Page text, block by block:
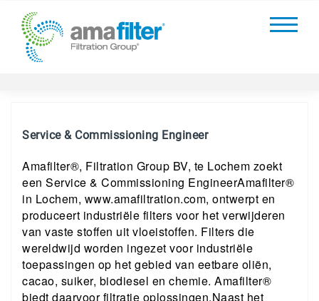
Service & Commissioning Engineer
Amafilter®, Filtration Group BV, te Lochem zoekt
een Service & Commissioning EngineerAmafilter®
in Lochem, www.amafiltration.com, ontwerpt en
produceert industriële filters voor het verwijderen
van vaste stoffen uit vloeistoffen. Filters die
wereldwijd worden ingezet voor industriële
toepassingen op het gebied van eetbare oliën,
cacao, suiker, biodiesel en chemie. Amafilter®
biedt daarvoor filtratie oplossingen.Naast het